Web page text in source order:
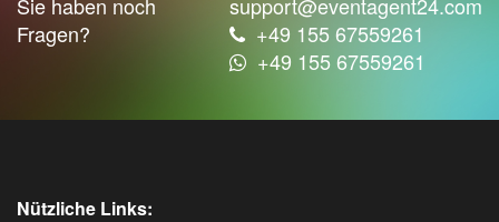
Fragen?
+49 155 67559261
+49 155 67559261
Nützliche Links: